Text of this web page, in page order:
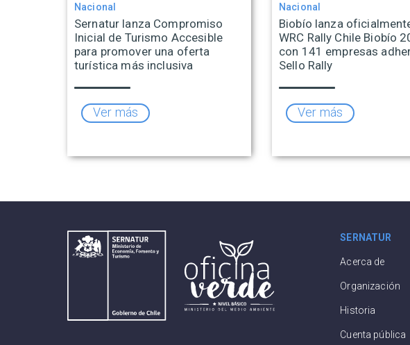
Nacional
Sernatur lanza Compromiso
Inicial de Turismo Accesible
para promover una oferta
turística más inclusiva
Ver más
Nacional
Biobío lanza
WRC Rally Chile Biobío
con 141 empresas
Sello Rally
Ver más
SERNATUR
Acerca de
Organización
Historia
Cuenta pública